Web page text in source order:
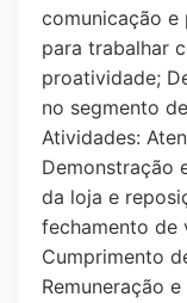
comunicação e
para trabalhar
proatividade;
no segmento
Atividades:
Demonstração
da loja e
fechamento de
Cumprimento
Remuneração